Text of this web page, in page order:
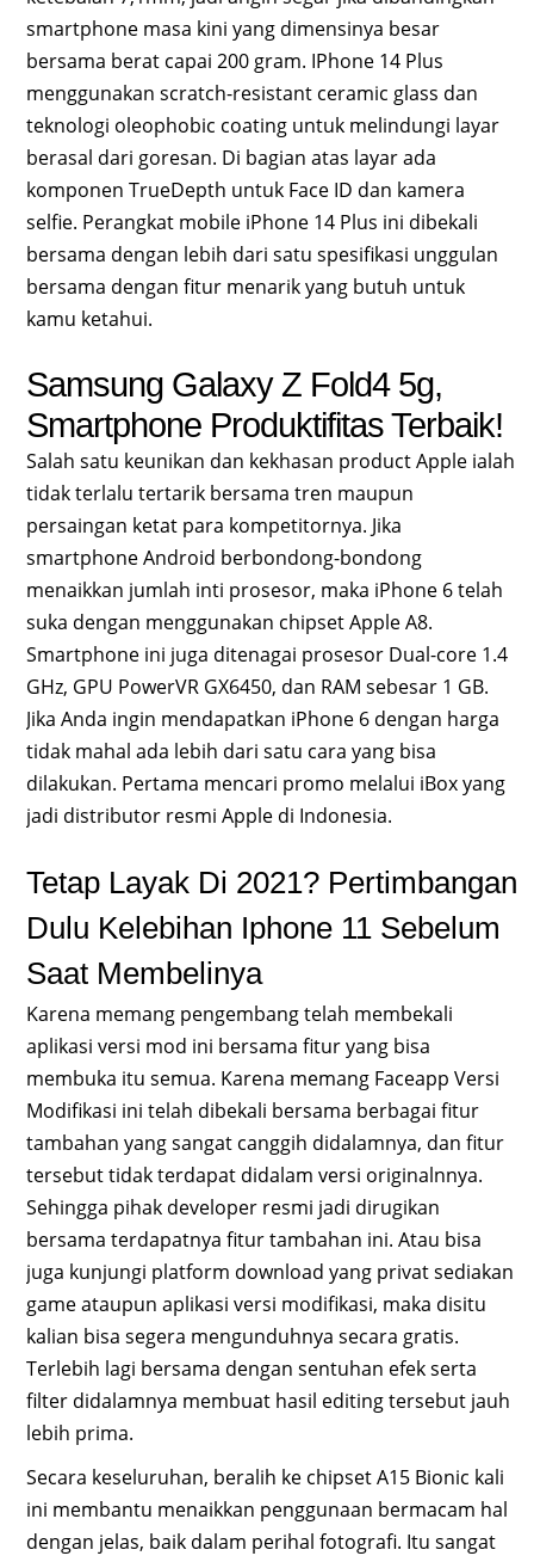
smartphone masa kini yang dimensinya besar
bersama berat capai 200 gram. IPhone 14 Plus
menggunakan scratch-resistant ceramic glass dan
teknologi oleophobic coating untuk melindungi layar
berasal dari goresan. Di bagian atas layar ada
komponen TrueDepth untuk Face ID dan kamera
selfie. Perangkat mobile iPhone 14 Plus ini dibekali
bersama dengan lebih dari satu spesifikasi unggulan
bersama dengan fitur menarik yang butuh untuk
kamu ketahui.
Samsung Galaxy Z Fold4 5g,
Smartphone Produktifitas Terbaik!
Salah satu keunikan dan kekhasan product Apple ialah
tidak terlalu tertarik bersama tren maupun
persaingan ketat para kompetitornya. Jika
smartphone Android berbondong-bondong
menaikkan jumlah inti prosesor, maka iPhone 6 telah
suka dengan menggunakan chipset Apple A8.
Smartphone ini juga ditenagai prosesor Dual-core 1.4
GHz, GPU PowerVR GX6450, dan RAM sebesar 1 GB.
Jika Anda ingin mendapatkan iPhone 6 dengan harga
tidak mahal ada lebih dari satu cara yang bisa
dilakukan. Pertama mencari promo melalui iBox yang
jadi distributor resmi Apple di Indonesia.
Tetap Layak Di 2021? Pertimbangan
Dulu Kelebihan Iphone 11 Sebelum
Saat Membelinya
Karena memang pengembang telah membekali
aplikasi versi mod ini bersama fitur yang bisa
membuka itu semua. Karena memang Faceapp Versi
Modifikasi ini telah dibekali bersama berbagai fitur
tambahan yang sangat canggih didalamnya, dan fitur
tersebut tidak terdapat didalam versi originalnnya.
Sehingga pihak developer resmi jadi dirugikan
bersama terdapatnya fitur tambahan ini. Atau bisa
juga kunjungi platform download yang privat sediakan
game ataupun aplikasi versi modifikasi, maka disitu
kalian bisa segera mengunduhnya secara gratis.
Terlebih lagi bersama dengan sentuhan efek serta
filter didalamnya membuat hasil editing tersebut jauh
lebih prima.
Secara keseluruhan, beralih ke chipset A15 Bionic kali
ini membantu menaikkan penggunaan bermacam hal
dengan jelas, baik dalam perihal fotografi. Itu sangat